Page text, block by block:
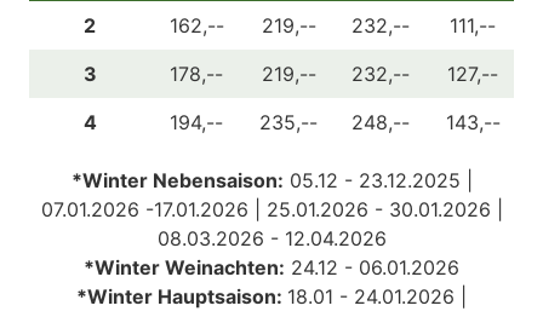
2 162,-- 219,-- 232,-- 111,--
3
178,-- 219,-- 232,-- 127,--
4
194,-- 235,-- 248,-- 143,--
*Winter Nebensaison: 05.12 - 23.12.2025 |
07.01.2026 -17.01.2026 | 25.01.2026 - 30.01.2026 |
08.03.2026 - 12.04.2026
*Winter Weinachten: 24.12 - 06.01.2026
*Winter Hauptsaison: 18.01 - 24.01.2026 |